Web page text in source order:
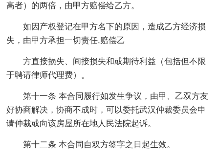
高者）的两倍，由甲方赔偿给乙方。
如因产权登记在甲方名下的原因，造成乙方经济损
失，由甲方承担一切责任,赔偿乙
方直接损失、间接损失和或期待利益（包括但不限
于聘请律师代理费）。
第十一条 本合同履行如发生争议，由甲、乙双方友
好协商解决，协商不成时，可以委托武汉仲裁委员会申
请仲裁或向该房屋所在地人民法院起诉。
第十二条 本合同自双方签字之日起生效。